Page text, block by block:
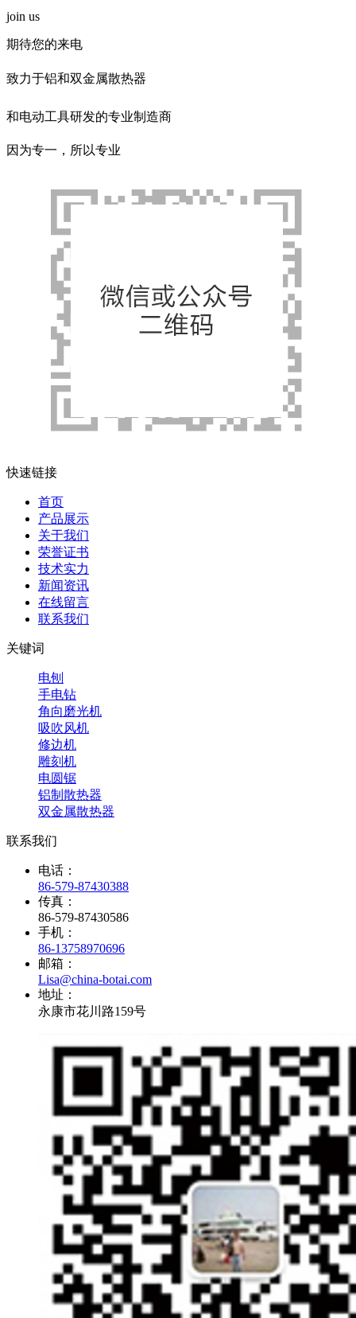
join us
期待您的来电
致力于铝和双金属散热器
和电动工具研发的专业制造商
因为专一，所以专业
快速链接
首页
产品展示
关于我们
荣誉证书
技术实力
新闻资讯
在线留言
联系我们
关键词
电刨
手电钻
角向磨光机
吸吹风机
修边机
雕刻机
电圆锯
铝制散热器
双金属散热器
联系我们
电话：
86-579-87430388
传真：
86-579-87430586
手机：
86-13758970696
邮箱：
Lisa@china-botai.com
地址：
永康市花川路159号